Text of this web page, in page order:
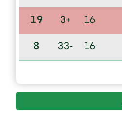
16
+3
19
16
-33
8